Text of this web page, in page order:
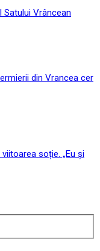
Satului Vrâncean
din Vrancea cer
soție. „Eu și